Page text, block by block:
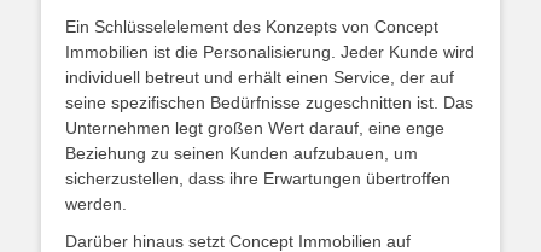
Ein Schlüsselelement des Konzepts von Concept
Immobilien ist die Personalisierung. Jeder Kunde wird
individuell betreut und erhält einen Service, der auf
seine spezifischen Bedürfnisse zugeschnitten ist. Das
Unternehmen legt großen Wert darauf, eine enge
Beziehung zu seinen Kunden aufzubauen, um
sicherzustellen, dass ihre Erwartungen übertroffen
werden.
Darüber hinaus setzt Concept Immobilien auf